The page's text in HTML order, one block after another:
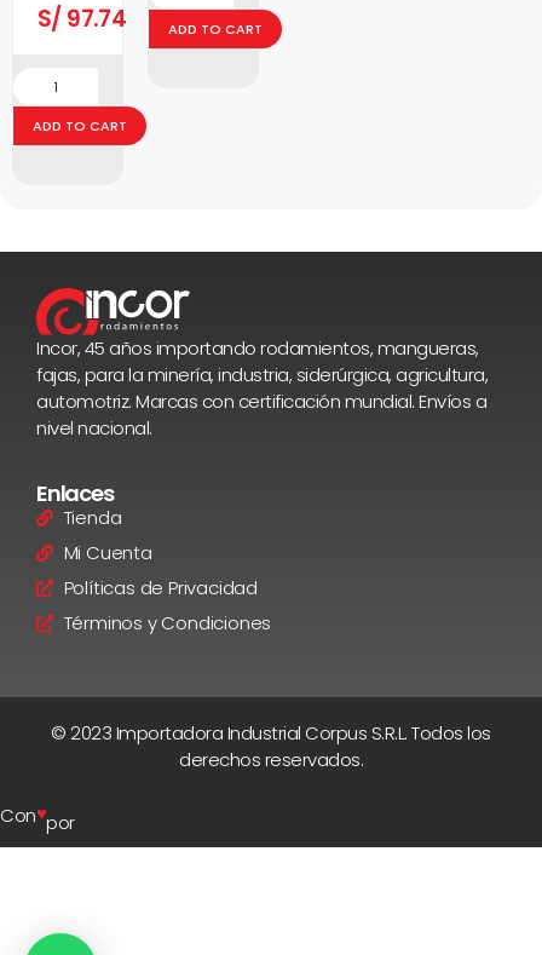
S/ 97.74
ADD TO CART
ADD TO CART
Incor, 45 años importando rodamientos, mangueras,
fajas, para la minería, industria, siderúrgica, agricultura,
automotriz. Marcas con certificación mundial. Envíos a
nivel nacional.
Enlaces
Tienda
Mi Cuenta
Políticas de Privacidad
Términos y Condiciones
© 2023 Importadora Industrial Corpus S.R.L. Todos los
derechos reservados.
Con♥por